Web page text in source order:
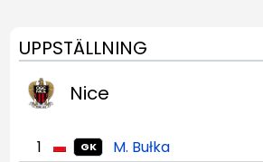
UPPSTÄLLNING
Nice
1 GK
M. Bułka